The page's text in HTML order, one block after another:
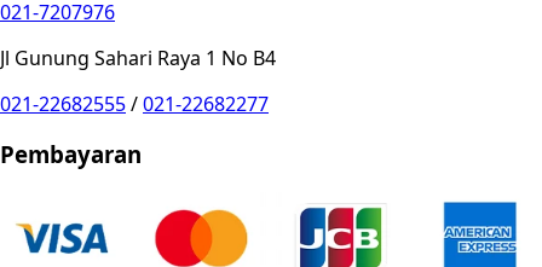
021-7207976
Jl Gunung Sahari Raya 1 No B4
021-22682555/021-22682277
Pembayaran